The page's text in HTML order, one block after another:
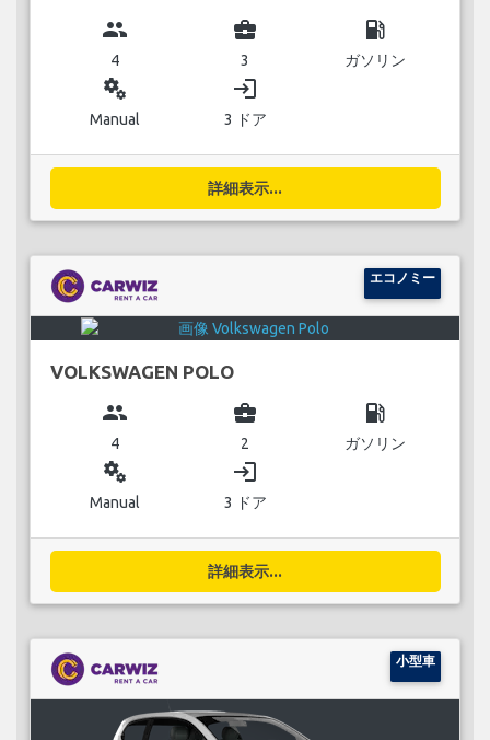
group
4
business_center
3
local_gas_station
ガソリン
miscellaneous_services
Manual
login
3 ドア
詳細表示...
エコノミー
VOLKSWAGEN POLO
group
4
business_center
2
local_gas_station
ガソリン
miscellaneous_services
Manual
login
3 ドア
詳細表示...
小型車